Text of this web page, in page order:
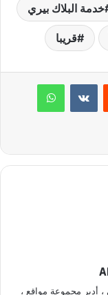
خدمة البلاك بيري
قريبا
أدير مجموعة مواقع ،